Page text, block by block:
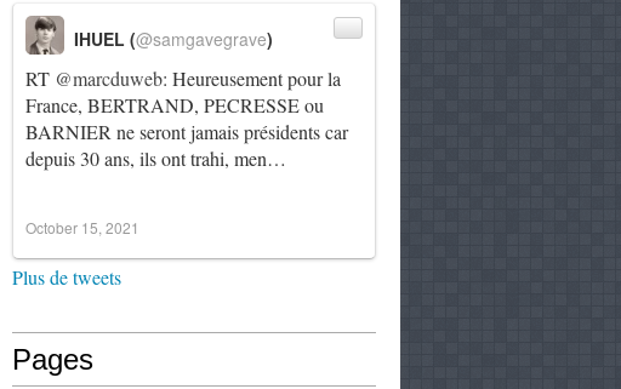
RT @marcduweb: Heureusement pour la
France, BERTRAND, PECRESSE ou
BARNIER ne seront jamais présidents car
depuis 30 ans, ils ont trahi, men…
IHUEL (@samgavegrave)
October 15, 2021
Plus de tweets
Pages